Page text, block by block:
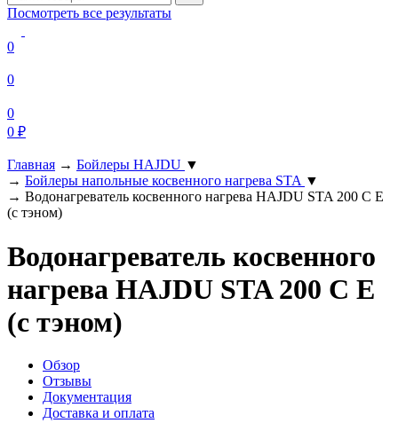
Посмотреть все результаты
0
0
0
0 ₽
Главная → Бойлеры HAJDU ▼
→ Бойлеры напольные косвенного нагрева STA ▼
→ Водонагреватель косвенного нагрева HAJDU STA 200 С E
(c тэном)
Водонагреватель косвенного
нагрева HAJDU STA 200 С E
(c тэном)
Обзор
Отзывы
Документация
Доставка и оплата